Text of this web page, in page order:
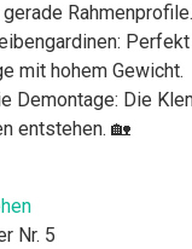
Rahmenprofile.
mit hohem Gewicht.
Demontage: Die
entstehen. 🏡
Nr. 5